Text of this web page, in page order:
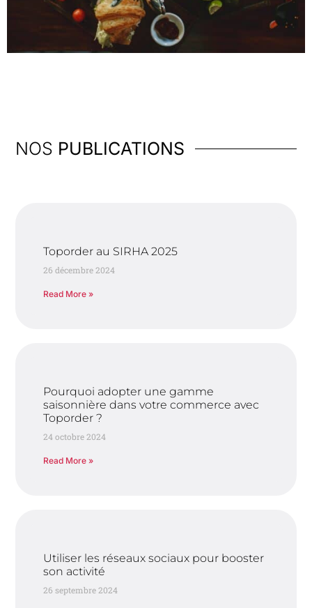
NOS PUBLICATIONS
Toporder au SIRHA 2025
26 décembre 2024
Read More »
Pourquoi adopter une gamme
saisonnière dans votre commerce avec
Toporder ?
24 octobre 2024
Read More »
Utiliser les réseaux sociaux pour booster
son activité
26 septembre 2024